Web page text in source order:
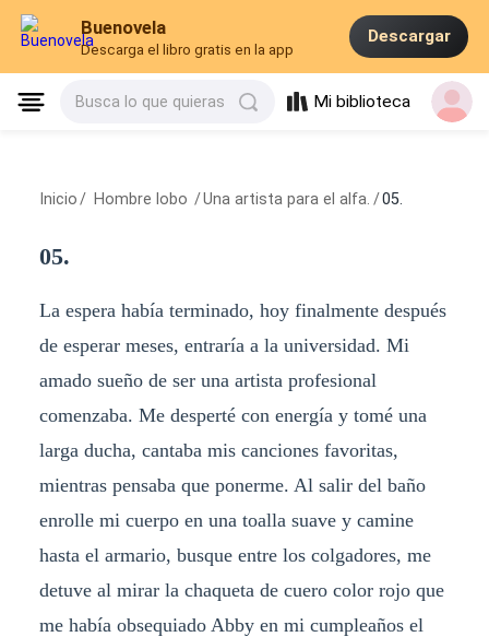
Buenovela
Descarga el libro gratis en la app
Descargar
Busca lo que quieras Mi biblioteca
Inicio / Hombre lobo /Una artista para el alfa. /05.
05.
La espera había terminado, hoy finalmente después
de esperar meses, entraría a la universidad. Mi
amado sueño de ser una artista profesional
comenzaba. Me desperté con energía y tomé una
larga ducha, cantaba mis canciones favoritas,
mientras pensaba que ponerme. Al salir del baño
enrolle mi cuerpo en una toalla suave y camine
hasta el armario, busque entre los colgadores, me
detuve al mirar la chaqueta de cuero color rojo que
me había obsequiado Abby en mi cumpleaños el